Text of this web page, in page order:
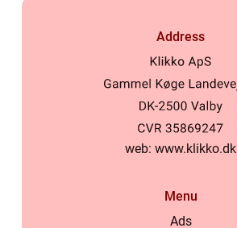
Address
web: www.klikko.dk
Menu
Ads